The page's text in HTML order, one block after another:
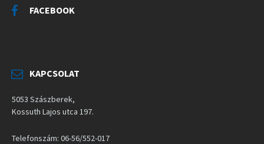
FACEBOOK
KAPCSOLAT
5053 Szászberek,
Kossuth Lajos utca 197.
Telefonszám: 06-56/552-017